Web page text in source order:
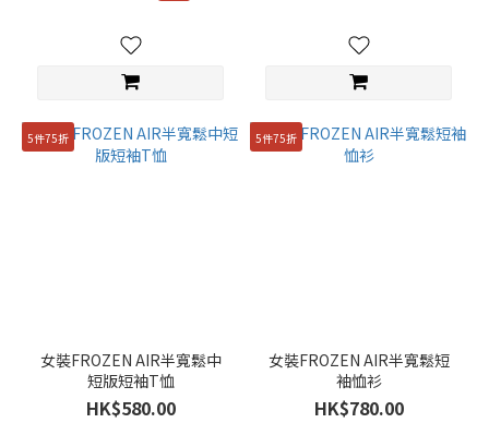
5件75折
女裝FROZEN AIR半寬鬆中
短版短袖T恤
HK$580.00
5件75折
女裝FROZEN AIR半寬鬆短
袖恤衫
HK$780.00